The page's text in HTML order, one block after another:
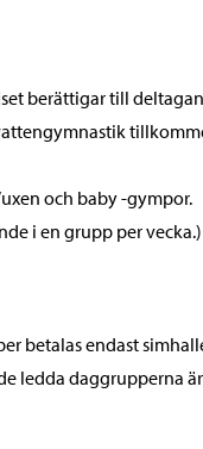
berättigar till
och baby -gympor.
i en grupp per vecka.)
betalas endast
ledda daggrupperna är